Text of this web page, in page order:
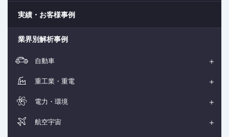
実績・お客様事例
業界別解析事例
自動車
重工業・重電
電力・環境
航空宇宙